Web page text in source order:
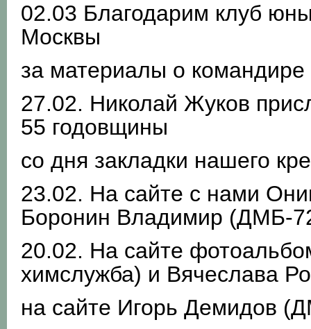
02.03 Благодарим клуб
Москвы
за материалы о
27.02. Николай Жуков
55 годовщины
со дня закладки нашего
23.02. На сайте с нами
Боронин Владимир (ДМБ-
20.02. На сайте
химслужба) и Вячеслава
на сайте Игорь Демидов